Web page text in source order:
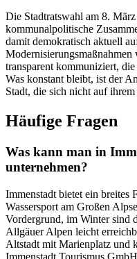
Die Stadtratswahl am 8.
kommunalpolitische
damit demokratisch aktuell
Modernisierungsmaßnahmen
transparent kommuniziert,
Was konstant bleibt, ist der
Stadt, die sich nicht auf
Häufige Fragen
Was kann man in
unternehmen?
Immenstadt bietet ein breites
Wassersport am Großen
Vordergrund, im Winter sind
Allgäuer Alpen leicht
Altstadt mit Marienplatz und
Immenstadt Tourismus